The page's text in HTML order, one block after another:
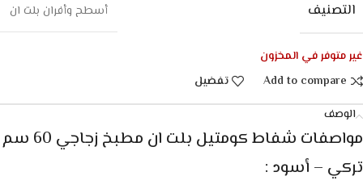
التصنيف أسطح وأفران بلت ان
غير متوفر في المخزون
Add to compare
تفضيل
الوصف
مواصفات شفاط كومتيل بلت ان مطبخ زجاجي 60 سم
تركي – أسود :